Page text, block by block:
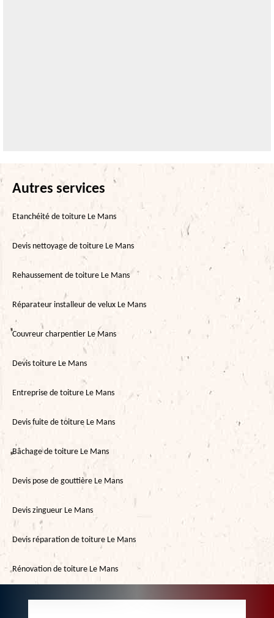
Autres services
Etanchéité de toiture Le Mans
Devis nettoyage de toiture Le Mans
Rehaussement de toiture Le Mans
Réparateur installeur de velux Le Mans
Couvreur charpentier Le Mans
Devis toiture Le Mans
Entreprise de toiture Le Mans
Devis fuite de toiture Le Mans
Bâchage de toiture Le Mans
Devis pose de gouttière Le Mans
Devis zingueur Le Mans
Devis réparation de toiture Le Mans
Rénovation de toiture Le Mans